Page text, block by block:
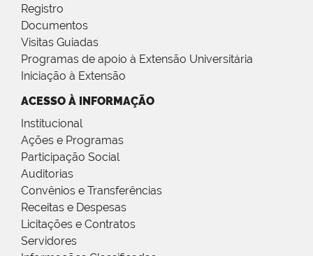
Registro
Documentos
Visitas Guiadas
Programas de apoio à Extensão Universitária
Iniciação à Extensão
ACESSO À INFORMAÇÃO
Institucional
Ações e Programas
Participação Social
Auditorias
Convênios e Transferências
Receitas e Despesas
Licitações e Contratos
Servidores